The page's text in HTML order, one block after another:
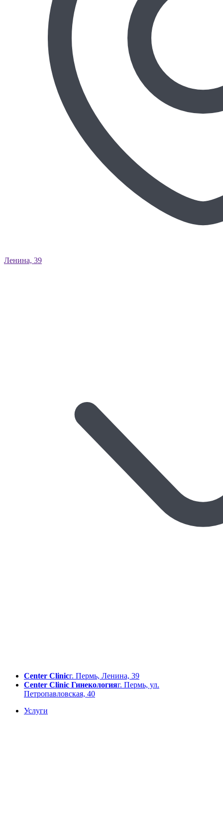
Ленина, 39
Center Clinicг. Пермь, Ленина, 39
Center Clinic Гинекологияг. Пермь, ул.
Петропавловская, 40
Услуги